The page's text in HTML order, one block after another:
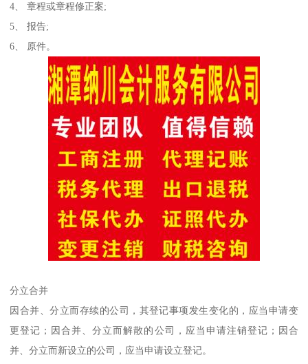
4、 章程或章程修正案;
5、 报告;
6、 原件。
分立合并
因合并、分立而存续的公司，其登记事项发生变化的，应当申请变
更登记；因合并、分立而解散的公司，应当申请注销登记；因合
并、分立而新设立的公司，应当申请设立登记。